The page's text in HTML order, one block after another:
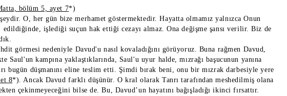
bölüm 5, ayet 7*)
O, her gün bize merhamet göstermektedir. Hayatta olmamız yalnızca Onun
işlediği suçun hak ettiği cezayı almaz. Ona değişme şansı verilir. Biz de
görmesi nedeniyle Davud'u nasıl kovaladığını görüyoruz. Buna rağmen Davud,
kampına yaklaştıklarında, Saul'u uyur halde, mızrağı başucunun yanına
bugün düşmanını eline teslim etti. Şimdi bırak beni, onu bir mızrak darbesiyle yere
8*). Ancak Davud farklı düşünür. O kral olarak Tanrı tarafından meshedilmiş olana
çekinmeyeceğini bilse de. Bu, Davud’un hayatını bağışladığı ikinci fırsattır.